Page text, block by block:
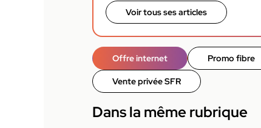
Voir tous ses articles
Offre internet Promo fibre
Vente privée SFR
Dans la même rubrique